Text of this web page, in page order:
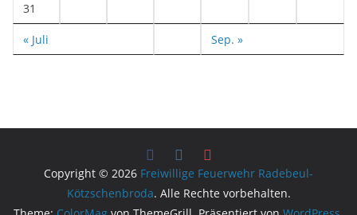
31
« Juli Sep. »
Copyright © 2026 Freiwillige Feuerwehr Radebeul-
Kötzschenbroda. Alle Rechte vorbehalten.